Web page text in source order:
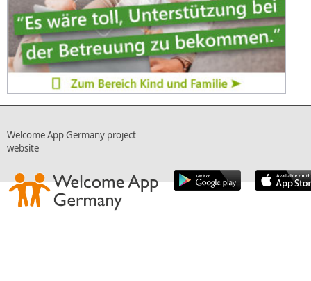
Welcome App Germany project
website